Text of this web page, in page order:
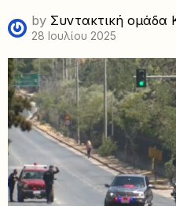
by Συντακτική ομάδα
28 Ιουλίου 2025